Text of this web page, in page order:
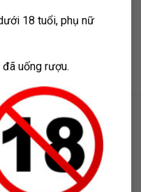
18 tuổi, phụ nữ
uống rượu.